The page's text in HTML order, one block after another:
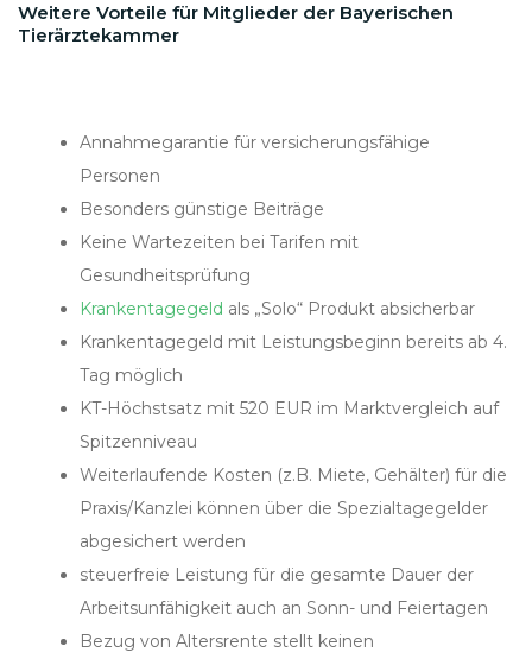
Weitere Vorteile für Mitglieder der Bayerischen
Tierärztekammer
Annahmegarantie für versicherungsfähige
Personen
Besonders günstige Beiträge
Keine Wartezeiten bei Tarifen mit
Gesundheitsprüfung
Krankentagegeld als „Solo“ Produkt absicherbar
Krankentagegeld mit Leistungsbeginn bereits ab 4.
Tag möglich
KT-Höchstsatz mit 520 EUR im Marktvergleich auf
Spitzenniveau
Weiterlaufende Kosten (z.B. Miete, Gehälter) für die
Praxis/Kanzlei können über die Spezialtagegelder
abgesichert werden
steuerfreie Leistung für die gesamte Dauer der
Arbeitsunfähigkeit auch an Sonn- und Feiertagen
Bezug von Altersrente stellt keinen